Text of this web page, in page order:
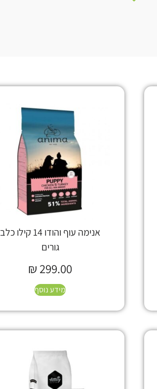
אנימה עוף והודו 14 קילו כלב
גורים
₪ 299.00
מידע נוסף